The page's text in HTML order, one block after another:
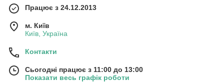
Працює з 24.12.2013
м. Київ
Київ, Україна
Контакти
Сьогодні працює з 11:00 до 13:00
Показати весь графік роботи